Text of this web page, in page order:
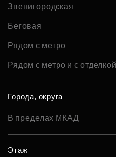
Звенигородская
Беговая
Рядом с метро
Рядом с метро и с отделкой
Города, округа
В пределах МКАД
Этаж